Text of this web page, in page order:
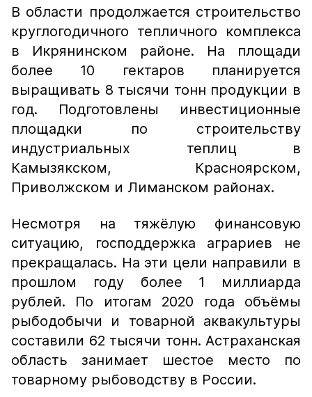
В области продолжается строительство
круглогодичного тепличного комплекса
в Икрянинском районе. На площади
более 10 гектаров планируется
выращивать 8 тысячи тонн продукции в
год. Подготовлены инвестиционные
площадки по строительству
индустриальных теплиц в
Камызякском, Красноярском,
Приволжском и Лиманском районах.
Несмотря на тяжёлую финансовую
ситуацию, господдержка аграриев не
прекращалась. На эти цели направили в
прошлом году более 1 миллиарда
рублей. По итогам 2020 года объёмы
рыбодобычи и товарной аквакультуры
составили 62 тысячи тонн. Астраханская
область занимает шестое место по
товарному рыбоводству в России.